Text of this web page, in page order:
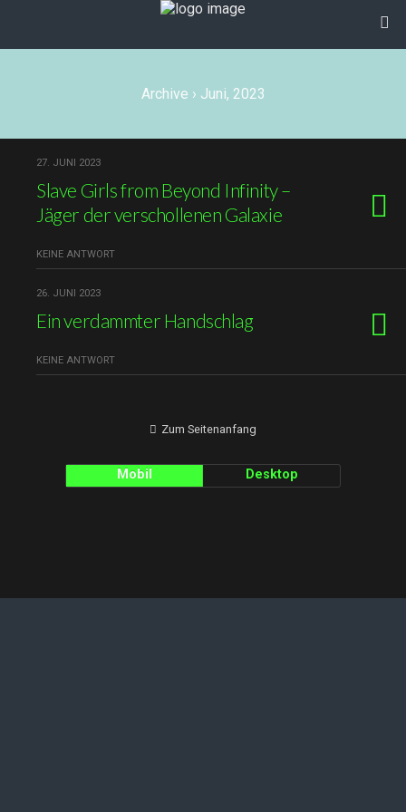
Archive › Juni, 2023
27. JUNI 2023
Slave Girls from Beyond Infinity –
Jäger der verschollenen Galaxie
KEINE ANTWORT
26. JUNI 2023
Ein verdammter Handschlag
KEINE ANTWORT
Zum Seitenanfang
Mobil Desktop